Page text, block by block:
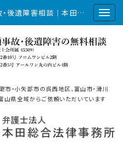
富山の弁護士による交通事故・後遺障害相談｜本田総合法律事務所
市・小矢部市の呉西地区、富山市・滑川
山県全域からご依頼いただいています